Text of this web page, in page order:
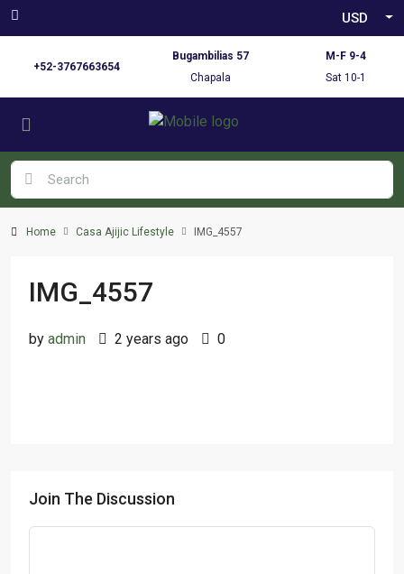
USD
+52-3767663654
Bugambilias 57
Chapala
M-F 9-4
Sat 10-1
Home Casa Ajijic Lifestyle IMG_4557
IMG_4557
by admin 2 years ago 0
Join The Discussion